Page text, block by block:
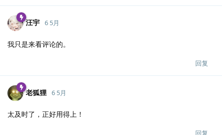
汪宇 6 5月
我只是来看评论的。
回复
老狐狸 6 5月
太及时了，正好用得上！
回复